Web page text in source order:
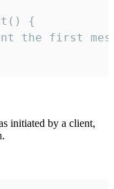
{
the first
initiated by a client,